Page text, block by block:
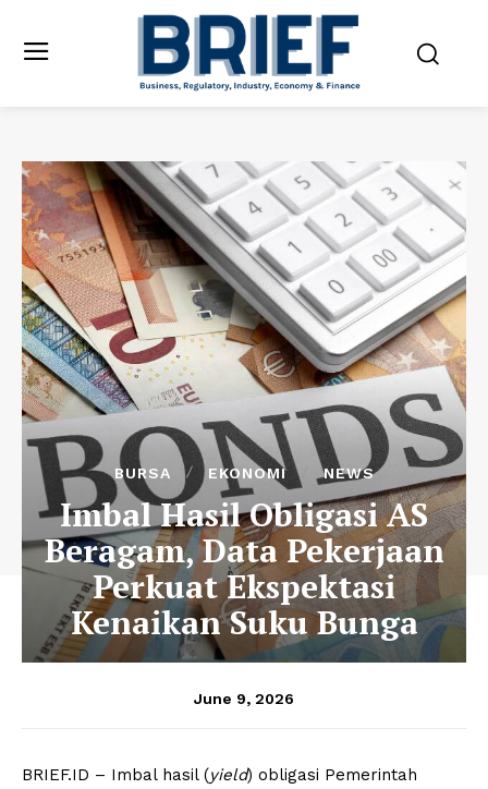
BURSA EKONOMI NEWS
Imbal Hasil Obligasi AS
Beragam, Data Pekerjaan
Perkuat Ekspektasi
Kenaikan Suku Bunga
June 9, 2026
BRIEF.ID – Imbal hasil (yield) obligasi Pemerintah